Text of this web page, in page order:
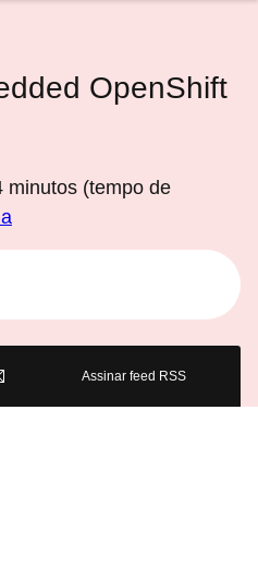
OpenShift
minutos (tempo de
Assinar feed RSS